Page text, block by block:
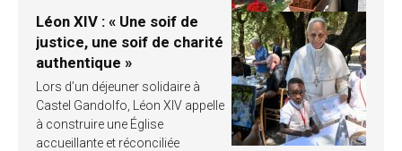
Léon XIV : « Une soif de
justice, une soif de charité
authentique »
Lors d’un déjeuner solidaire à
Castel Gandolfo, Léon XIV appelle
à construire une Église
accueillante et réconciliée